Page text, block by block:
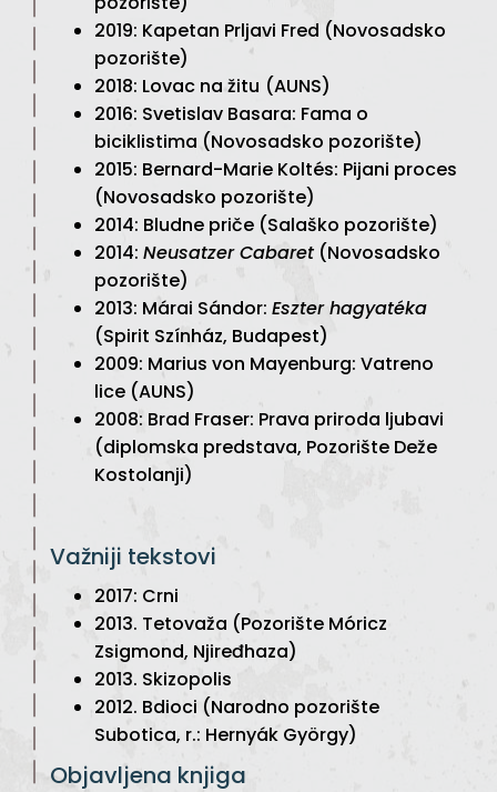
2019: Kapetan Prljavi Fred (Novosadsko
pozorište)
2018: Lovac na žitu (AUNS)
2016: Svetislav Basara: Fama o
biciklistima (Novosadsko pozorište)
2015: Bernard-Marie Koltés: Pijani proces
(Novosadsko pozorište)
2014: Bludne priče (Salaško pozorište)
2014: Neusatzer Cabaret(Novosadsko
pozorište)
2013: Márai Sándor: Eszter hagyatéka
(Spirit Színház, Budapest)
2009: Marius von Mayenburg: Vatreno
lice (AUNS)
2008: Brad Fraser: Prava priroda ljubavi
(diplomska predstava, Pozorište Deže
Kostolanji)
Važniji tekstovi
2017: Crni
2013. Tetovaža (Pozorište Móricz
Zsigmond, Njiređhaza)
2013. Skizopolis
2012. Bdioci (Narodno pozorište
Subotica, r.: Hernyák György)
Objavljena knjiga